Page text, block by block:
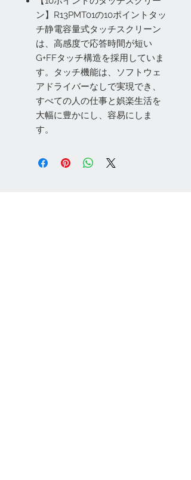
ン】R13PMT01の10ポイントタッ
チ静電容量式タッチスクリーン
は、高感度で応答時間が短い
G+FFタッチ構造を採用していま
す。タッチ機能は、ソフトウェ
アドライバーなしで実現でき、
すべての人の仕事と娯楽生活を
大幅に豊かにし、容易にしま
す。